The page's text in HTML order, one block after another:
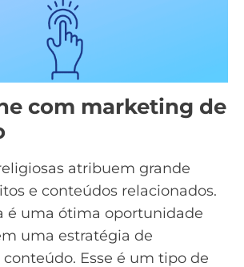
com marketing de
atribuem grande
e conteúdos relacionados.
é uma ótima oportunidade
uma estratégia de
. Esse é um tipo de